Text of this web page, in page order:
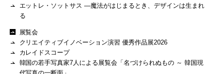
エットレ・ソットサス —魔法がはじまるとき、デザインは生まれ
る
展覧会
クリエイティブイノベーション演習 優秀作品展2026
カレイドスコープ
韓国の若手写真家7人による展覧会「名づけられぬもの ～ 韓国現